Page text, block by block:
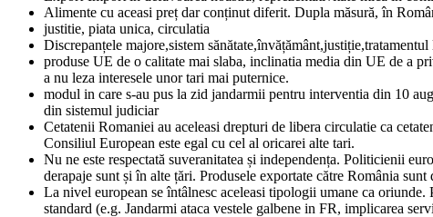
Alimente cu aceasi preț dar conținut diferit. Dupla măsură, în
justitie, piata unica, circulatia
Discrepanțele majore,sistem
produse UE de o calitate mai slaba, inclinatia media din UE de a
a nu leza interesele unor tari mai puternice.
modul in care s-au pus la zid jandarmii pentru interventia din 10
din sistemul judiciar
Cetatenii Romaniei au aceleasi drepturi de libera circulatie ca
Consiliul European este egal cu cel al oricarei alte tari.
Nu ne este respectată suveranitatea și independența. Politicienii
derapaje sunt și în alte țări. Produsele exportate către România
La nivel european se întâlnesc aceleasi tipologii umane ca
standard (e.g. Jandarmi ataca vestele galbene in FR, implicarea